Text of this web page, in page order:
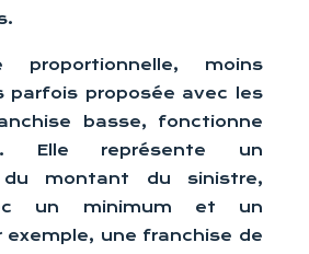
proportionnelle, moins
parfois proposée avec les
basse, fonctionne
Elle représente un
du montant du sinistre,
un minimum et un
exemple, une franchise de